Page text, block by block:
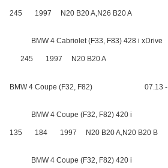
245 1997 N20 B20 A,N26 B20 A
BMW 4 Cabriolet (F33, F83) 428 i xDrive
245 1997 N20 B20 A
BMW 4 Coupe (F32, F82) 07.13 -
BMW 4 Coupe (F32, F82) 420 i
135 184 1997 N20 B20 A,N20 B20 B
BMW 4 Coupe (F32, F82) 420 i